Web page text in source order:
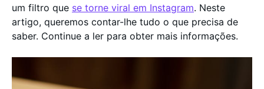
um filtro que se torne viral em Instagram. Neste
artigo, queremos contar-lhe tudo o que precisa de
saber. Continue a ler para obter mais informações.